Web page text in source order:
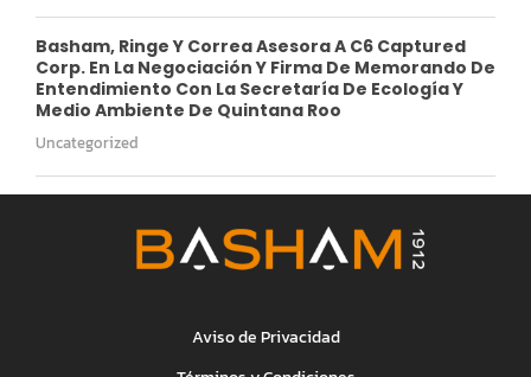
Basham, Ringe Y Correa Asesora A C6 Captured
Corp. En La Negociación Y Firma De Memorando De
Entendimiento Con La Secretaría De Ecología Y
Medio Ambiente De Quintana Roo
Uncategorized
Aviso de Privacidad